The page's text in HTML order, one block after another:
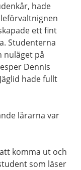
hade
ett fint
Studenterna
nuläget på
Dennis
hade fullt
lärarna var
komma ut och
som läser